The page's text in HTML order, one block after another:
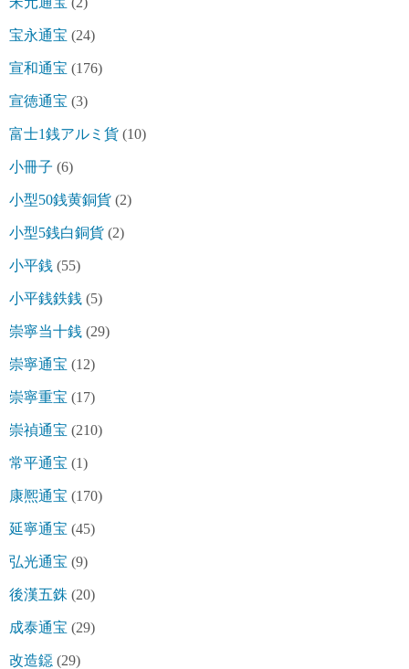
宝永通宝 (24)
宣和通宝 (176)
宣徳通宝 (3)
富士1銭アルミ貨 (10)
小冊子 (6)
小型50銭黄銅貨 (2)
小型5銭白銅貨 (2)
小平銭 (55)
小平銭鉄銭 (5)
崇寧当十銭 (29)
崇寧通宝 (12)
崇寧重宝 (17)
崇禎通宝 (210)
常平通宝 (1)
康熈通宝 (170)
延寧通宝 (45)
弘光通宝 (9)
後漢五銖 (20)
成泰通宝 (29)
改造鐚 (29)